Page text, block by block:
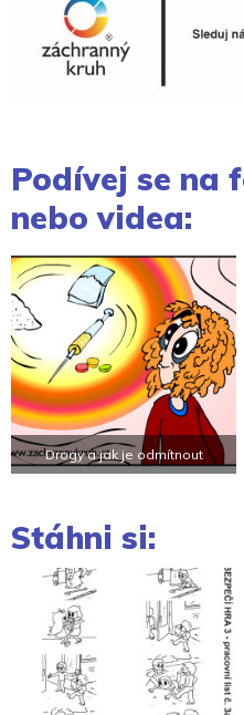
Podívej se na
nebo videa:
Drogy a jak je odmítnout
Stáhni si: